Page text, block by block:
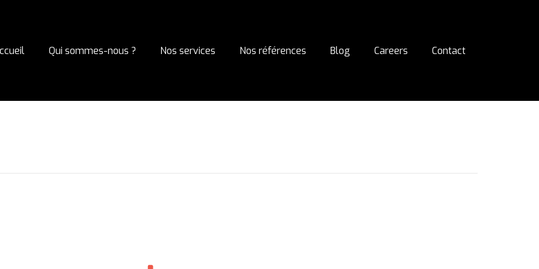
Qui sommes-nous ? Nos services Nos références Blog Careers Contact